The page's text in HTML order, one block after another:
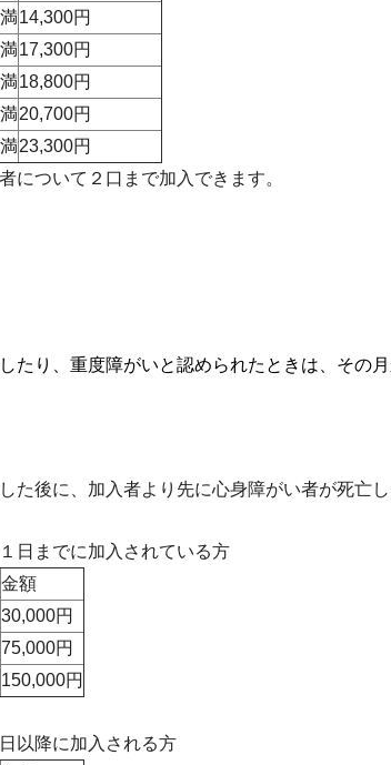
14,300円
17,300円
18,800円
20,700円
23,300円
について２口まで加入できます。
たり、重度障がいと認められたときは、その
た後に、加入者より先に心身障がい者が死亡
日までに加入されている方
金額
30,000円
75,000円
150,000円
以降に加入される方